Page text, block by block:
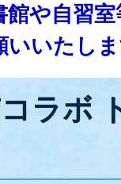
館や自習
いいたし
ラボ